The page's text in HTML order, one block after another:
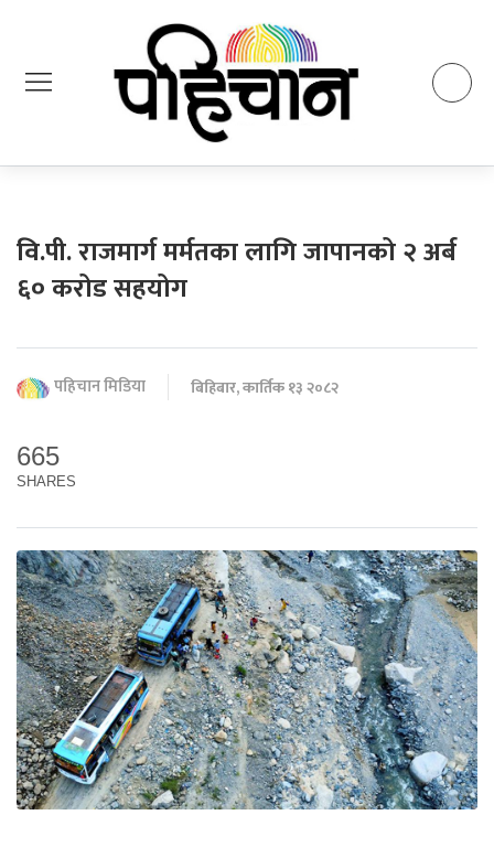
वि.पी. राजमार्ग मर्मतका लागि जापानको २ अर्ब
६० करोड सहयोग
पहिचान मिडिया बिहिबार, कार्तिक १३ २०८२
665
SHARES